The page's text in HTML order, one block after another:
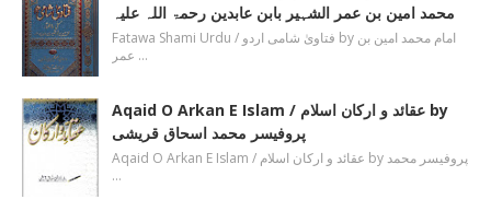
محمد امین بن عمر الشہیر بابن عابدین رحمۃ اللہ علیہ
Fatawa Shami Urdu / فتاویٰ شامی اردو by امام محمد امین بن
عمر …
Aqaid O Arkan E Islam / عقائد و ارکان اسلام by
پروفیسر محمد اسحاق قریشی
Aqaid O Arkan E Islam / عقائد و ارکان اسلام by پروفیسر محمد
…